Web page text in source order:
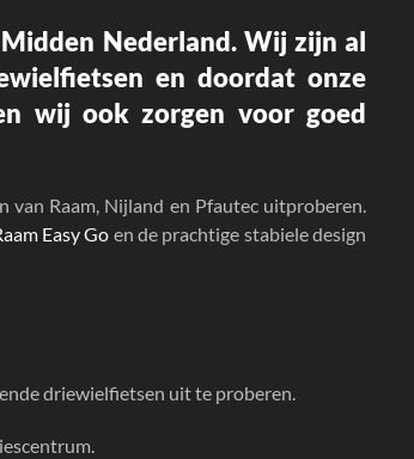
Nederland.Wij zijn al
en doordat onze
wij ook zorgen voor goed
Raam, Nijland en Pfautec uitproberen.
Easy Go en de prachtige stabiele design
driewielfietsen uit te proberen.